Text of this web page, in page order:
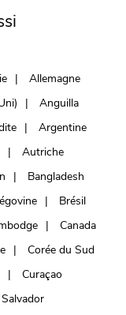
Allemagne
Anguilla
Argentine
Autriche
Bangladesh
Brésil
Canada
Corée du Sud
Curaçao
Salvador